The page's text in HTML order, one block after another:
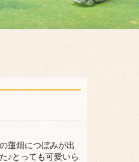
蓮畑につぼみが出
♪とっても可愛いら